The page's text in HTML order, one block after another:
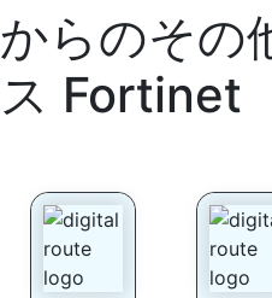
からのその
ス Fortinet